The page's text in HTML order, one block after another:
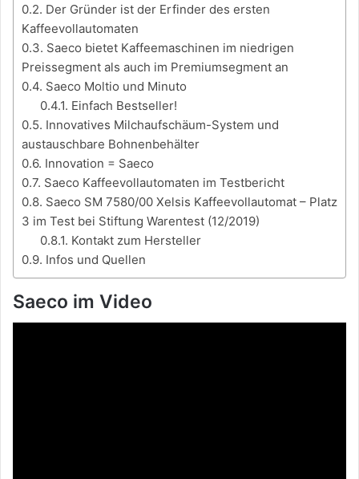
Der Gründer ist der Erfinder des ersten
Kaffeevollautomaten
Saeco bietet Kaffeemaschinen im niedrigen
Preissegment als auch im Premiumsegment an
Saeco Moltio und Minuto
Einfach Bestseller!
Innovatives Milchaufschäum-System und
austauschbare Bohnenbehälter
Innovation = Saeco
Saeco Kaffeevollautomaten im Testbericht
Saeco SM 7580/00 Xelsis Kaffeevollautomat – Platz
3 im Test bei Stiftung Warentest (12/2019)
Kontakt zum Hersteller
Infos und Quellen
Saeco im Video